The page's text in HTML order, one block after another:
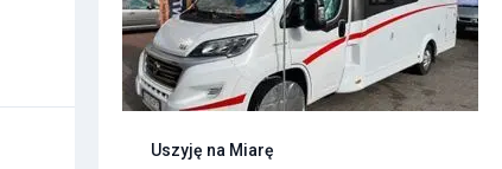
Uszyję na Miarę